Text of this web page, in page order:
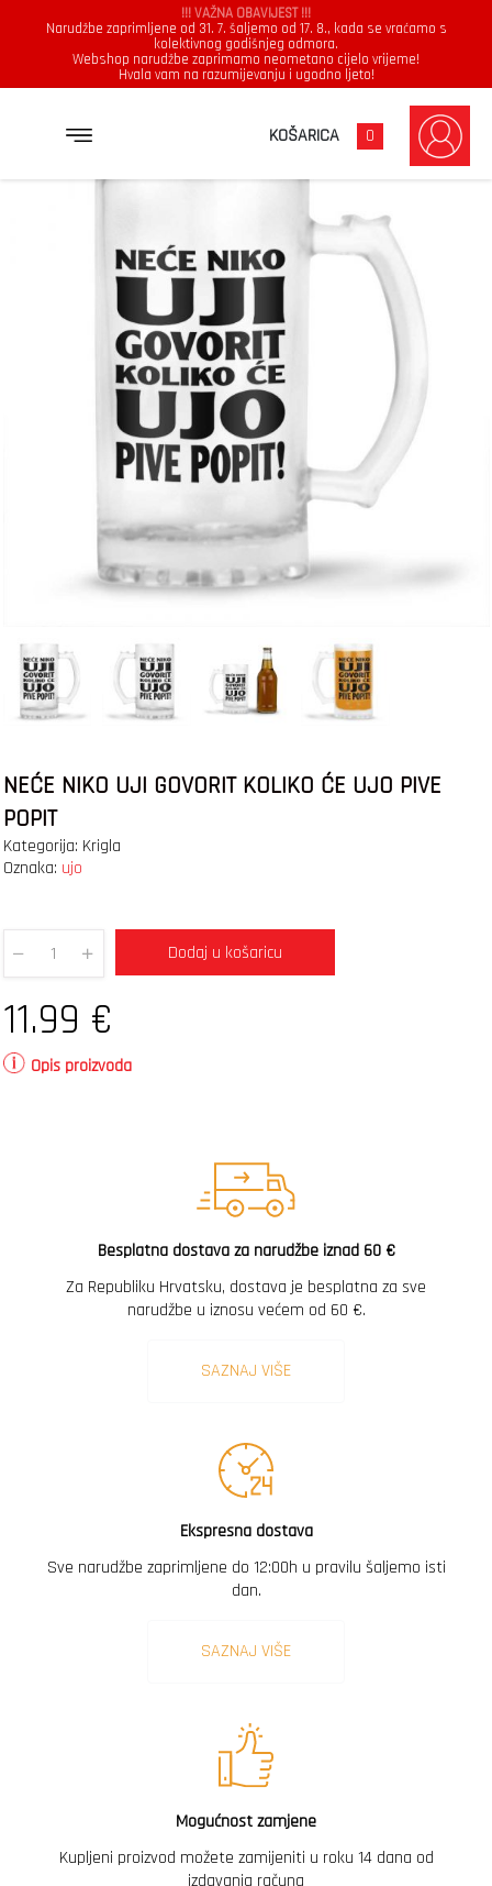
!!! VAŽNA OBAVIJEST !!!
Narudžbe zaprimljene od 31. 7. šaljemo od 17. 8., kada se vraćamo s
kolektivnog godišnjeg odmora.
Webshop narudžbe zaprimamo neometano cijelo vrijeme!
Hvala vam na razumijevanju i ugodno ljeto!
KOŠARICA 0
NEĆE NIKO UJI GOVORIT KOLIKO ĆE UJO PIVE POPIT
NEĆE NIKO UJI GOVORIT KOLIKO ĆE UJO PIVE
POPIT
Kategorija: Krigla
Oznaka: ujo
Quantity
Dodaj u košaricu
11.99 €
Opis proizvoda
Besplatna dostava za narudžbe iznad 60 €
Za Republiku Hrvatsku, dostava je besplatna za sve
narudžbe u iznosu većem od 60 €.
SAZNAJ VIŠE
Ekspresna dostava
Sve narudžbe zaprimljene do 12:00h u pravilu šaljemo isti
dan.
SAZNAJ VIŠE
Mogućnost zamjene
Kupljeni proizvod možete zamijeniti u roku 14 dana od
izdavanja računa